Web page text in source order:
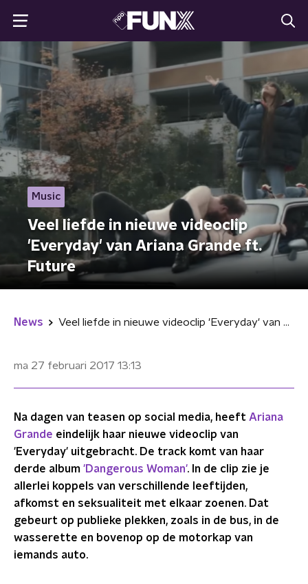
Music
Veel liefde in nieuwe videoclip
'Everyday' van Ariana Grande ft.
Future
News Veel liefde in nieuwe videoclip 'Everyday' van Ariana Grande ft. Future
ma 27 februari 2017 13:13
Na dagen van teasen op social media, heeft Ariana
Grande eindelijk haar nieuwe videoclip van
'Everyday' uitgebracht. De track komt van haar
derde album 'Dangerous Woman'. In de clip zie je
allerlei koppels van verschillende leeftijden,
afkomst en seksualiteit met elkaar zoenen. Dat
gebeurt op publieke plekken, zoals in de bus, in de
wasserette en bovenop op de motorkap van
iemands auto.